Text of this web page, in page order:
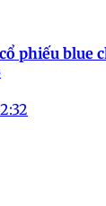
phiếu blue